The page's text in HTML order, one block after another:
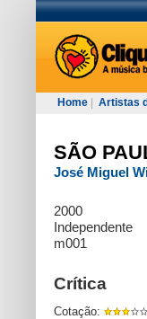
Home Artistas
SÃO
José Miguel
2000
Independente
m001
Crítica
Cotação: